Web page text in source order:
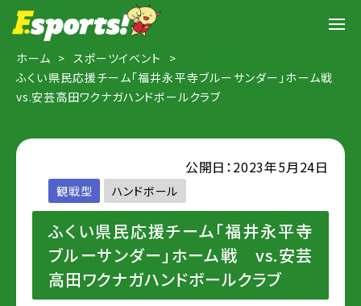
ホーム
スポーツイベント
ふくい県民応援チーム「福井永平寺ブルーサンダー」ホーム戦
vs.安芸高田ワクナガハンドボールクラブ
公開日：2023年5月24日
観戦型 ハンドボール
ふくい県民応援チーム「福井永平寺
ブルーサンダー」ホーム戦 vs.安芸
高田ワクナガハンドボールクラブ